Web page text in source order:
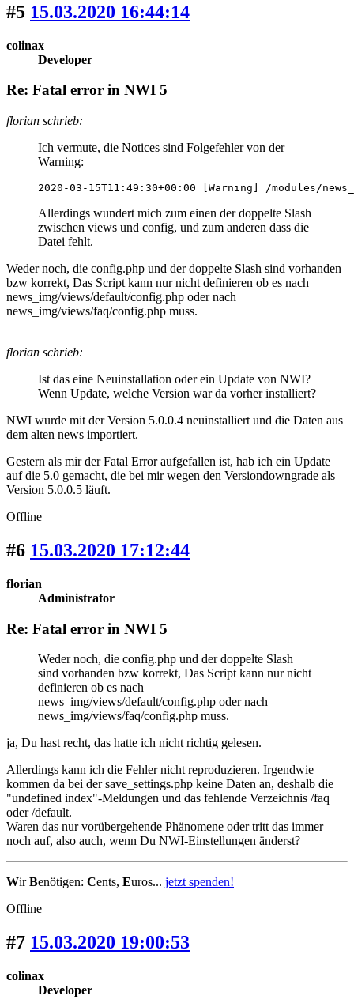
#5 15.03.2020 16:44:14
colinax
Developer
Re: Fatal error in NWI 5
florian schrieb:
Ich vermute, die Notices sind Folgefehler von der
Warning:
2020-03-15T11:49:30+00:00 [Warning] /modules/
Allerdings wundert mich zum einen der doppelte Slash
zwischen views und config, und zum anderen dass die
Datei fehlt.
Weder noch, die config.php und der doppelte Slash sind vorhanden
bzw korrekt, Das Script kann nur nicht definieren ob es nach
news_img/views/default/config.php oder nach
news_img/views/faq/config.php muss.
florian schrieb:
Ist das eine Neuinstallation oder ein Update von NWI?
Wenn Update, welche Version war da vorher installiert?
NWI wurde mit der Version 5.0.0.4 neuinstalliert und die Daten aus
dem alten news importiert.
Gestern als mir der Fatal Error aufgefallen ist, hab ich ein Update
auf die 5.0 gemacht, die bei mir wegen den Versiondowngrade als
Version 5.0.0.5 läuft.
Offline
#6 15.03.2020 17:12:44
florian
Administrator
Re: Fatal error in NWI 5
Weder noch, die config.php und der doppelte Slash
sind vorhanden bzw korrekt, Das Script kann nur nicht
definieren ob es nach
news_img/views/default/config.php oder nach
news_img/views/faq/config.php muss.
ja, Du hast recht, das hatte ich nicht richtig gelesen.
Allerdings kann ich die Fehler nicht reproduzieren. Irgendwie
kommen da bei der save_settings.php keine Daten an, deshalb die
"undefined index"-Meldungen und das fehlende Verzeichnis /faq
oder /default.
Waren das nur vorübergehende Phänomene oder tritt das immer
noch auf, also auch, wenn Du NWI-Einstellungen änderst?
WirBenötigen: Cents, Euros... jetzt spenden!
Offline
#7 15.03.2020 19:00:53
colinax
Developer